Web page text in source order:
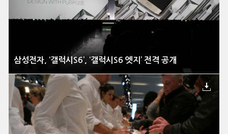
삼성전자, ‘갤럭시S6’, ‘갤럭시S6 엣지’ 전격 공개